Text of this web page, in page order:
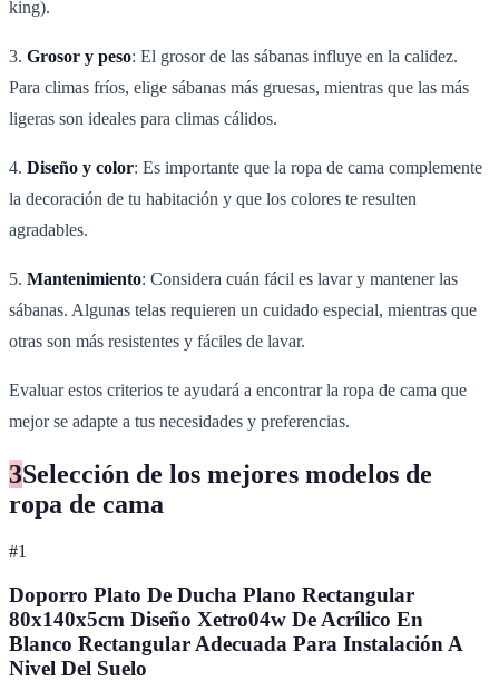
king).
3. Grosor y peso: El grosor de las sábanas influye en la calidez.
Para climas fríos, elige sábanas más gruesas, mientras que las más
ligeras son ideales para climas cálidos.
4. Diseño y color: Es importante que la ropa de cama complemente
la decoración de tu habitación y que los colores te resulten
agradables.
5. Mantenimiento: Considera cuán fácil es lavar y mantener las
sábanas. Algunas telas requieren un cuidado especial, mientras que
otras son más resistentes y fáciles de lavar.
Evaluar estos criterios te ayudará a encontrar la ropa de cama que
mejor se adapte a tus necesidades y preferencias.
3Selección de los mejores modelos de
ropa de cama
#1
Doporro Plato De Ducha Plano Rectangular
80x140x5cm Diseño Xetro04w De Acrílico En
Blanco Rectangular Adecuada Para Instalación A
Nivel Del Suelo